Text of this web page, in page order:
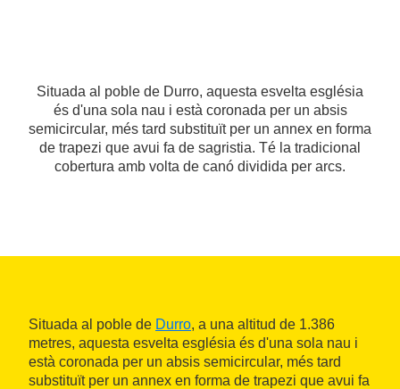
Situada al poble de Durro, aquesta esvelta església
és d'una sola nau i està coronada per un absis
semicircular, més tard substituït per un annex en forma
de trapezi que avui fa de sagristia. Té la tradicional
cobertura amb volta de canó dividida per arcs.
Situada al poble de Durro, a una altitud de 1.386
metres, aquesta esvelta església és d'una sola nau i
està coronada per un absis semicircular, més tard
substituït per un annex en forma de trapezi que avui fa